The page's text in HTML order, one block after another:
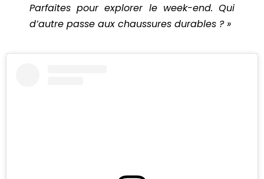
Parfaites pour explorer le week-end. Qui
d’autre passe aux chaussures durables ? »